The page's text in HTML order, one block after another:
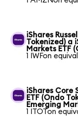
iShares
Tokenized) a
Markets ETF
1 IWFon
iShares Core
ETF (Ondo
Emerging
1 ITOTon